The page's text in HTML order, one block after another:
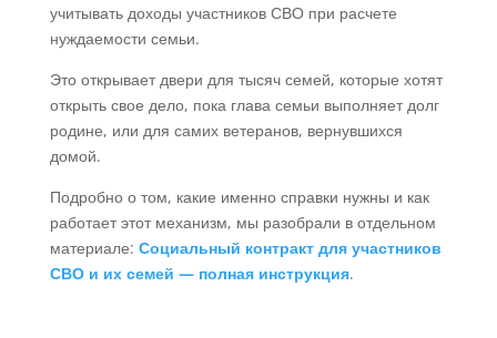
учитывать доходы участников СВО при расчете
нуждаемости семьи.
Это открывает двери для тысяч семей, которые хотят
открыть свое дело, пока глава семьи выполняет долг
родине, или для самих ветеранов, вернувшихся
домой.
Подробно о том, какие именно справки нужны и как
работает этот механизм, мы разобрали в отдельном
материале: Социальный контракт для участников
СВО и их семей — полная инструкция.